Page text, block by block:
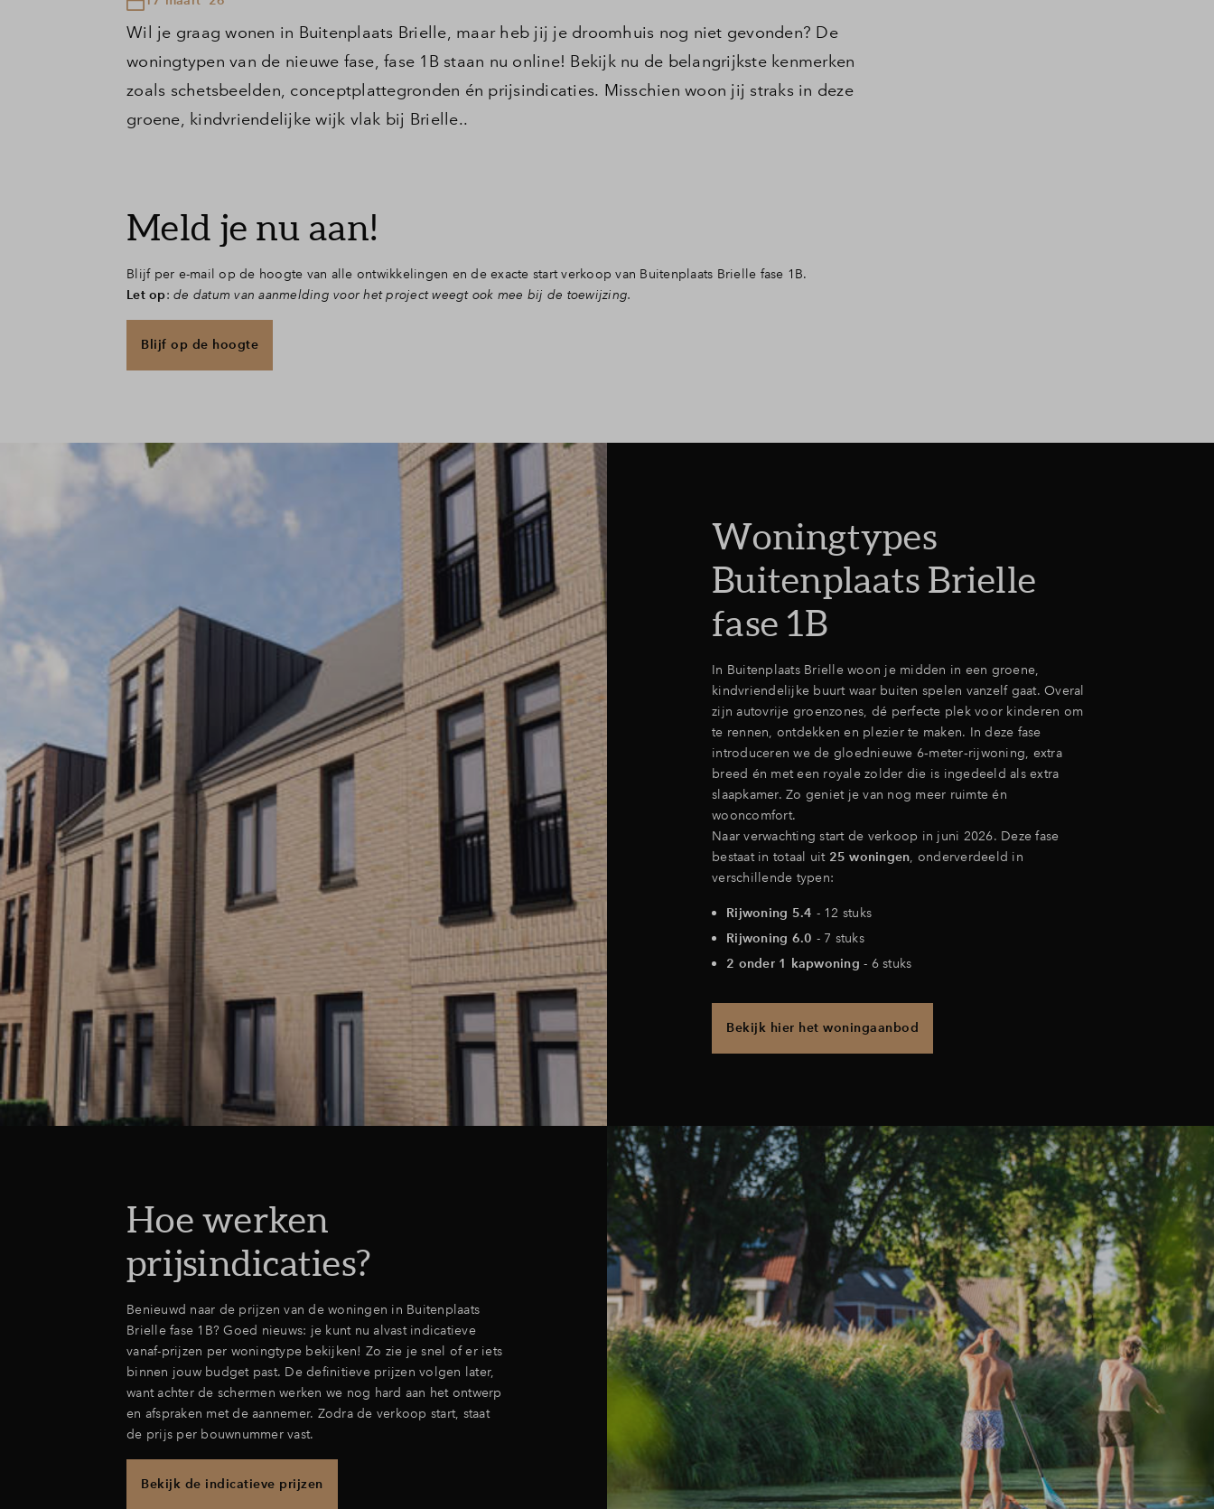
Wil je graag wonen in Buitenplaats Brielle, maar heb jij je droomhuis nog niet gevonden? De
woningtypen van de nieuwe fase, fase 1B staan nu online! Bekijk nu de belangrijkste kenmerken
zoals schetsbeelden, conceptplattegronden én prijsindicaties. Misschien woon jij straks in deze
groene, kindvriendelijke wijk vlak bij Brielle..
Meld je nu aan!
Blijf per e-mail op de hoogte van alle ontwikkelingen en de exacte start verkoop van Buitenplaats Brielle fase 1B.
Let op: de datum van aanmelding voor het project weegt ook mee bij de toewijzing.
Blijf op de hoogte
Woningtypes
Buitenplaats Brielle
fase 1B
In Buitenplaats Brielle woon je midden in een groene,
kindvriendelijke buurt waar buiten spelen vanzelf gaat. Overal
zijn autovrije groenzones, dé perfecte plek voor kinderen om
te rennen, ontdekken en plezier te maken. In deze fase
introduceren we de gloednieuwe 6‑meter‑rijwoning, extra
breed én met een royale zolder die is ingedeeld als extra
slaapkamer. Zo geniet je van nog meer ruimte én
wooncomfort.
Naar verwachting start de verkoop in juni 2026. Deze fase
bestaat in totaal uit 25 woningen, onderverdeeld in
verschillende typen:
Rijwoning 5.4 - 12 stuks
Rijwoning 6.0 - 7 stuks
2 onder 1 kapwoning - 6 stuks
Bekijk hier het woningaanbod
Hoe werken
prijsindicaties?
Benieuwd naar de prijzen van de woningen in Buitenplaats
Brielle fase 1B? Goed nieuws: je kunt nu alvast indicatieve
vanaf-prijzen per woningtype bekijken! Zo zie je snel of er iets
binnen jouw budget past. De definitieve prijzen volgen later,
want achter de schermen werken we nog hard aan het ontwerp
en afspraken met de aannemer. Zodra de verkoop start, staat
de prijs per bouwnummer vast.
Bekijk de indicatieve prijzen